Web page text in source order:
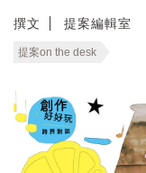
撰文 提案編輯室
提案on the desk